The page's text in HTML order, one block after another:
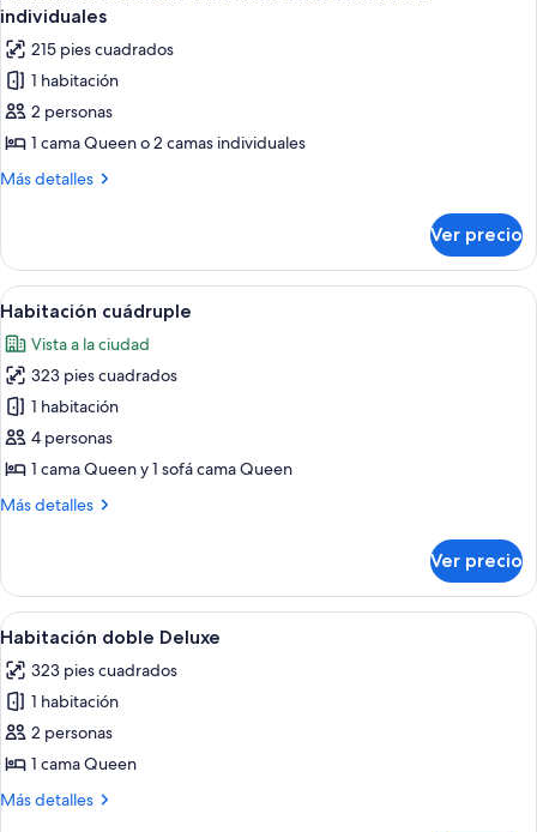
todas
las
fotos
de
Habitación
estándar
con
matrimonial
o
2
individuales
individuales
215 pies cuadrados
1 habitación
2 personas
1 cama Queen o 2 camas individuales
Más detalles
Más
estándar
con
1
matrimonial
o
2
individuales
Ver precio
Abrir
todas
las
fotos
de
Habitación
cuádruple
Una habitación de hotel moderna
14
Habitación cuádruple
Vista a la ciudad
323 pies cuadrados
1 habitación
4 personas
1 cama Queen y 1 sofá cama Queen
Más detalles
Más
cuádruple
Ver precio
Abrir
todas
las
fotos
de
Habitación
doble
Un dormitorio con una cama
8
Habitación doble Deluxe
323 pies cuadrados
1 habitación
2 personas
1 cama Queen
Más detalles
Más